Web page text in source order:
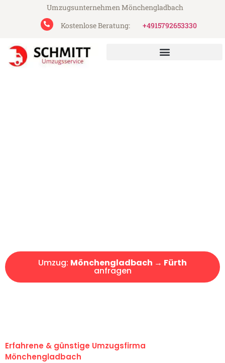
Umzugsunternehmen Mönchengladbach
Kostenlose Beratung:
+4915792653330
Umzug: Mönchengladbach → Fürth
anfragen
Erfahrene & günstige Umzugsfirma
Mönchengladbach